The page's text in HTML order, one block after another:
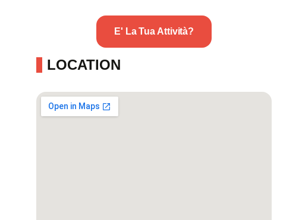
E' La Tua Attività?
LOCATION